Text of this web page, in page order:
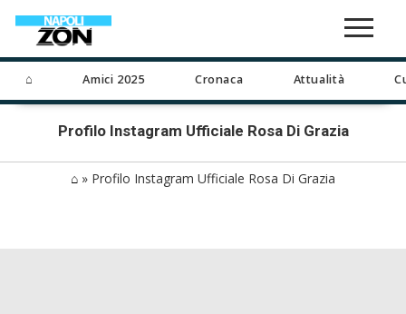
⌂ Amici 2025 Cronaca Attualità
Profilo Instagram Ufficiale Rosa Di Grazia
⌂ » Profilo Instagram Ufficiale Rosa Di Grazia